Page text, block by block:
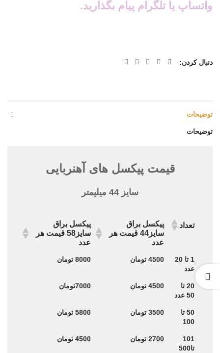
واتساپ یا تلگرام پیام بگذارید.
دنبال کردن
توضیحات
توضیحات
قیمت پیکسل های آهنربایی
سایز 44 میلیمتر
تعداد
پیکسل براق
سایز44 قیمت هر
عدد
پیکسل براق
سایز58 قیمت هر
عدد
تعداد
پیکسل براق
سایز44 قیمت هر
پیکسل براق
سایز58 قیمت هر
1 تا 20
عدد
4500 تومان 8000 تومان
20 تا
50 عدد
4500 تومان 7000تومان
50 تا
100
3500 تومان 5800 تومان
101
تا500
2700 تومان 4500 تومان